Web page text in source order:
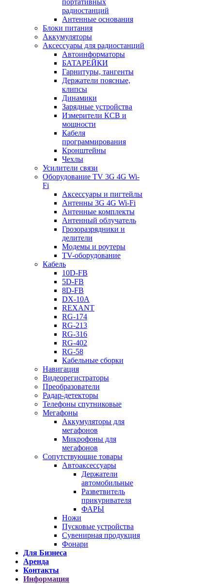
портативных
радиостанций
Антенные основания
Блоки питания
Аккумуляторы
Аксессуары для радиостанций
Автоинформаторы
БАТАРЕЙКИ
Гарнитуры, тангенты
Держатели поясные,
клипсы
Динамики
Зарядные устройства
Измерители КСВ и
мощности
Кабеля
программирования
Кронштейны
Чехлы
Усилители связи
Оборудование TV 3G 4G Wi-
Fi
Аксессуары и пигтейлы
Антенны 3G 4G Wi-Fi
Антенные комплекты
Антенный облучатель
Грозоразрядники и
делители
Модемы и роутеры
TV-оборудование
Кабель
10D-FB
5D-FB
8D-FB
DX-10A
REXANT
RG-174
RG-213
RG-316
RG-402
RG-58
Кабельные сборки
Навигация
Видеорегистраторы
Преобразователи
Радар-детекторы
Телефоны спутниковые
Мегафоны
Аккумуляторы для
мегафонов
Микрофоны для
мегафонов
Сопутствующие товары
Автоаксессуары
Держатели
автомобильные
Разветвитель
прикуривателя
ФАРЫ
Ножи
Пусковые устройства
Сувенирная продукция
Фонари
Для Бизнеса
Аренда
Контакты
Информация